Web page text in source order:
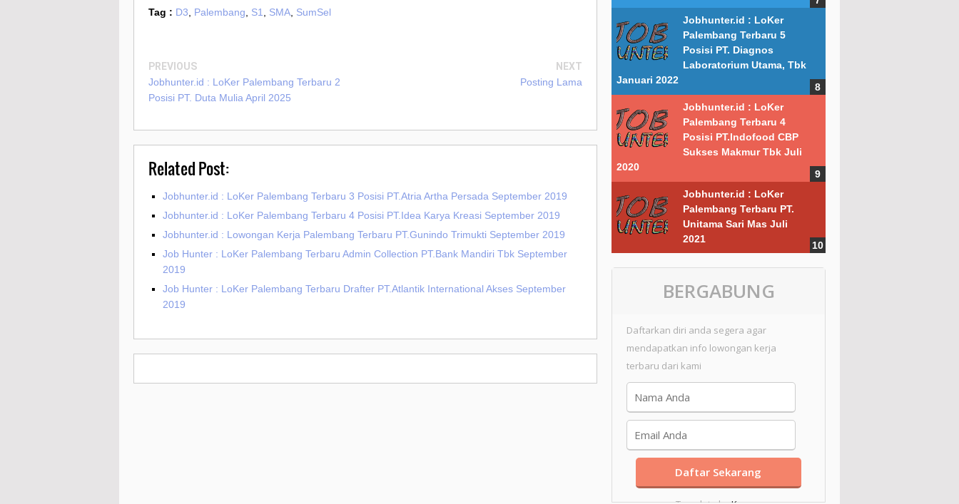
Tag : D3 Palembang S1 SMA SumSel
PREVIOUS
Jobhunter.id : LoKer Palembang Terbaru 2
Posisi PT. Duta Mulia April 2025
NEXT
Posting Lama
Related Post:
Jobhunter.id : LoKer Palembang Terbaru 3 Posisi PT.Atria Artha Persada September 2019
Jobhunter.id : LoKer Palembang Terbaru 4 Posisi PT.Idea Karya Kreasi September 2019
Jobhunter.id : Lowongan Kerja Palembang Terbaru PT.Gunindo Trimukti September 2019
Job Hunter : LoKer Palembang Terbaru Admin Collection PT.Bank Mandiri Tbk September
2019
Job Hunter : LoKer Palembang Terbaru Drafter PT.Atlantik International Akses September
2019
Jobhunter.id : LoKer
Palembang Terbaru 5
Posisi PT. Diagnos
Laboratorium Utama, Tbk
Januari 2022
Jobhunter.id : LoKer
Palembang Terbaru 4
Posisi PT.Indofood CBP
Sukses Makmur Tbk Juli
2020
Jobhunter.id : LoKer
Palembang Terbaru PT.
Unitama Sari Mas Juli
2021
BERGABUNG
Daftarkan diri anda segera agar
mendapatkan info lowongan kerja
terbaru dari kami